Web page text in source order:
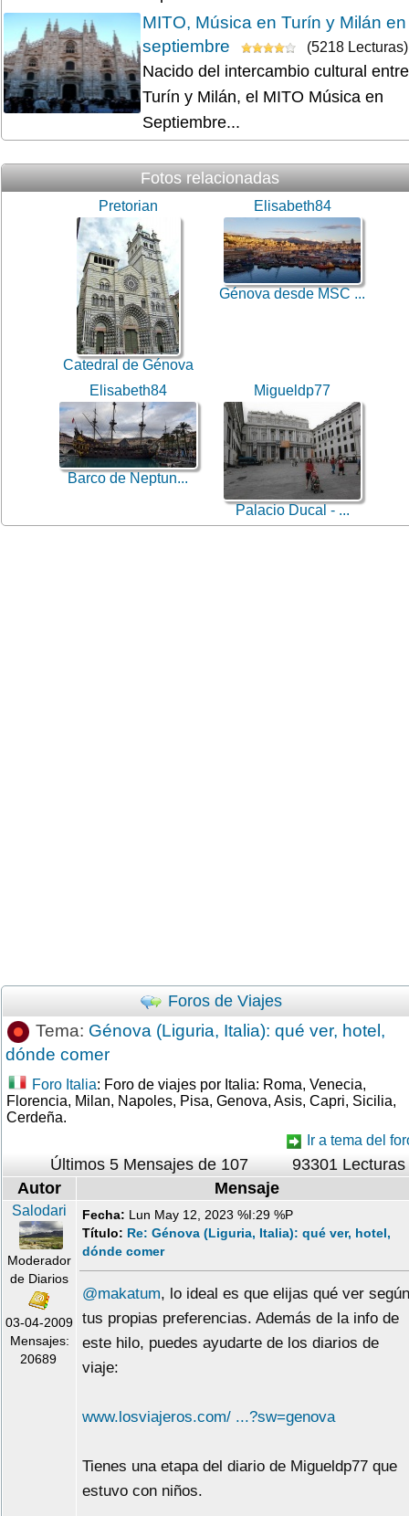
MITO, Música en Turín y Milán en
septiembre
(5218 Lecturas)
Nacido del intercambio cultural entre
Turín y Milán, el MITO Música en
Septiembre...
Fotos relacionadas
Pretorian
Catedral de Génova
Elisabeth84
Génova desde MSC ...
Elisabeth84
Barco de Neptun...
Migueldp77
Palacio Ducal - ...
Foros de Viajes
Tema: Génova (Liguria, Italia): qué ver, hotel,
dónde comer
Foro Italia: Foro de viajes por Italia: Roma, Venecia,
Florencia, Milan, Napoles, Pisa, Genova, Asis, Capri, Sicilia,
Cerdeña.
Ir a tema del
Últimos 5 Mensajes de 107
93301 Lecturas
Autor
Mensaje
Salodari
Moderador
de Diarios
03-04-2009
Mensajes:
20689
Fecha: Lun May 12, 2023 %I:29 %P
Título: Re: Génova (Liguria, Italia): qué ver, hotel,
dónde comer
@makatum, lo ideal es que elijas qué ver según
tus propias preferencias. Además de la info de
este hilo, puedes ayudarte de los diarios de
viaje:
www.losviajeros.com/ ...?sw=genova
Tienes una etapa del diario de Migueldp77 que
estuvo con niños.